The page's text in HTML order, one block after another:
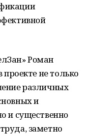
Роман
проекте не только
различных
и
и существенно
заметно